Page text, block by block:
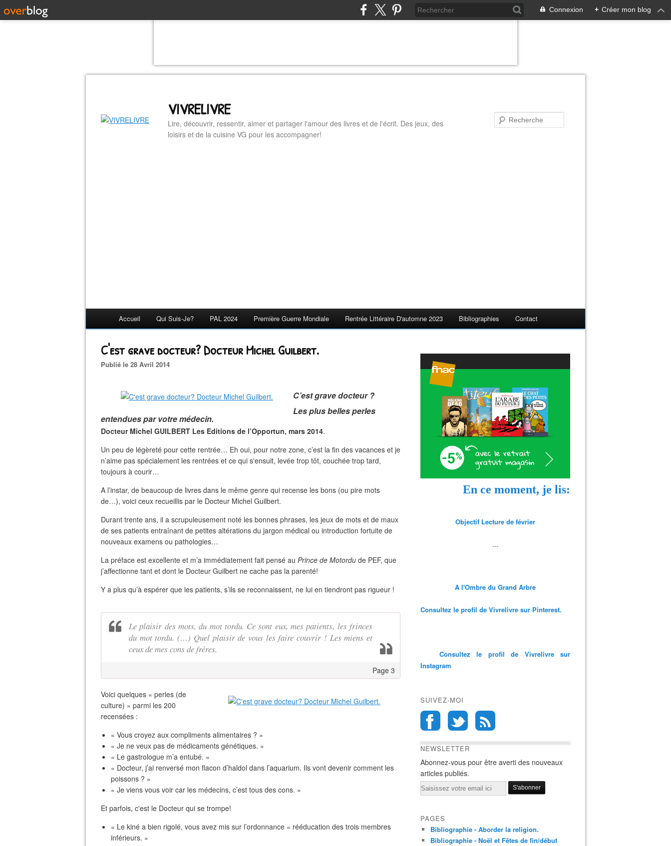
Connexion + Créer mon blog
VIVRELIVRE
Lire, découvrir, ressentir, aimer et partager l'amour des livres et de l'écrit. Des jeux, des
loisirs et de la cuisine VG pour les accompagner!
Accueil Qui Suis-Je? PAL 2024 Première Guerre Mondiale Rentrée Littéraire D'automne 2023 Bibliographies Contact
C'est grave docteur? Docteur Michel Guilbert.
Publié le 28 Avril 2014
C’est grave docteur ?
Les plus belles perles
entendues par votre médecin.
Docteur Michel GUILBERT Les Editions de l’Opportun, mars 2014.
Un peu de légèreté pour cette rentrée… Eh oui, pour notre zone, c’est la fin des vacances et je
n’aime pas spécialement les rentrées et ce qui s'ensuit, levée trop tôt, couchée trop tard,
toujours à courir…
A l’instar, de beaucoup de livres dans le même genre qui recense les bons (ou pire mots
de…), voici ceux recueillis par le Docteur Michel Guilbert.
Durant trente ans, il a scrupuleusement noté les bonnes phrases, les jeux de mots et de maux
de ses patients entraînant de petites altérations du jargon médical ou introduction fortuite de
nouveaux examens ou pathologies…
La préface est excellente et m’a immédiatement fait pensé au Prince de Motordu de PEF, que
j’affectionne tant et dont le Docteur Guilbert ne cache pas la parenté!
Y a plus qu’à espérer que les patients, s’ils se reconnaissent, ne lui en tiendront pas rigueur !
Le plaisir des mots, du mot tordu. Ce sont eux, mes patients, les frinces
du mot tordu. (…) Quel plaisir de vous les faire couvrir ! Les miens et
ceux de mes cons de frères.
Page 3
Voici quelques « perles (de
culture) » parmi les 200
recensées :
« Vous croyez aux compliments alimentaires ? »
« Je ne veux pas de médicaments génétiques. »
« Le gastrologue m’a entubé. »
« Docteur, j’ai renversé mon flacon d’haldol dans l’aquarium. Ils vont devenir comment les
poissons ? »
« Je viens vous voir car les médecins, c’est tous des cons. »
Et parfois, c'est le Docteur qui se trompe!
« Le kiné a bien rigolé, vous avez mis sur l’ordonnance « rééducation des trois membres
inférieurs. »
En ce moment, je lis:
Objectif Lecture de février
...
A l'Ombre du Grand Arbre
Consultez le profil de Vivrelivre sur Pinterest.
Consultez le profil de Vivrelivre sur
Instagram
SUIVEZ-MOI
NEWSLETTER
Abonnez-vous pour être averti des nouveaux
articles publiés.
Email
PAGES
Bibliographie - Aborder la religion.
Bibliographie - Noël et Fêtes de fin/début